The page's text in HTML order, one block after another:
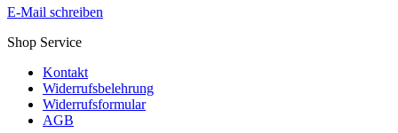
E-Mail schreiben
Shop Service
Kontakt
Widerrufsbelehrung
Widerrufsformular
AGB